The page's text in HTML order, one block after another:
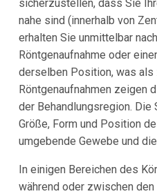
sicherzustellen, dass Sie
nahe sind (innerhalb von
erhalten Sie unmittelbar
Röntgenaufnahme oder
derselben Position, was
Röntgenaufnahmen zeigen
der Behandlungsregion.
Größe, Form und Position
umgebende Gewebe und
In einigen Bereichen des
während oder zwischen